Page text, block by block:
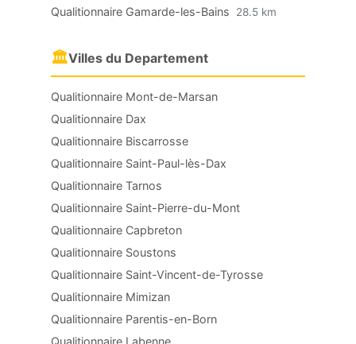
Qualitionnaire Gamarde-les-Bains 28.5 km
🏛Villes du Departement
Qualitionnaire Mont-de-Marsan
Qualitionnaire Dax
Qualitionnaire Biscarrosse
Qualitionnaire Saint-Paul-lès-Dax
Qualitionnaire Tarnos
Qualitionnaire Saint-Pierre-du-Mont
Qualitionnaire Capbreton
Qualitionnaire Soustons
Qualitionnaire Saint-Vincent-de-Tyrosse
Qualitionnaire Mimizan
Qualitionnaire Parentis-en-Born
Qualitionnaire Labenne